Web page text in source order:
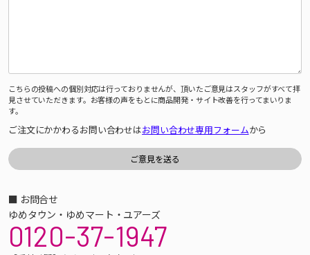
こちらの投稿への個別対応は行っておりませんが、頂いたご意見はスタッフがすべて拝
見させていただきます。お客様の声をもとに商品開発・サイト改善を行ってまいりま
す。
ご注文にかかわるお問い合わせはお問い合わせ専用フォームから
■ お問合せ
ゆめタウン・ゆめマート・ユアーズ
0120-37-1947